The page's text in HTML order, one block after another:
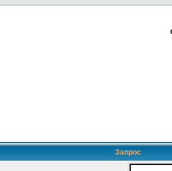
Запрос